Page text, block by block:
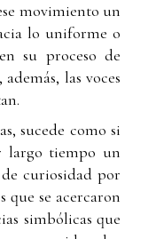
movimiento un
lo uniforme o
su proceso de
las voces
sucede como si
largo tiempo un
curiosidad por
se acercaron
simbólicas que